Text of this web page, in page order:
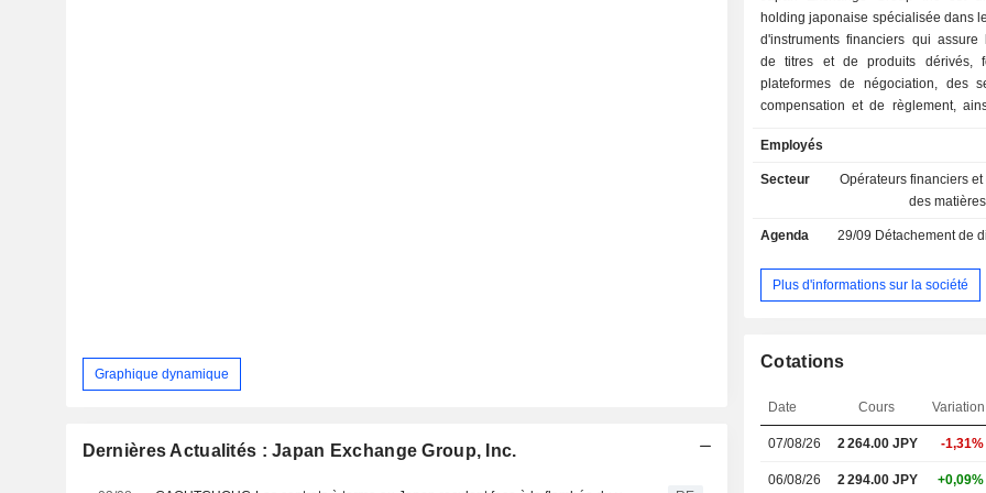
Graphique dynamique
Dernières Actualités : Japan Exchange Group, Inc.
holding japonaise spécialisée dans
d'instruments financiers qui assure
de titres et de produits dérivés,
plateformes de négociation, des
compensation et de règlement,
exerce ses activités par
segment « Financial Instruments
Business ». Le marché au comptant
dérivés propose la négociation de
contrats à terme sur obligations
sur contrats à terme sur
négociation comprennent
des produits dérivés. Les services
fournissent des données en temps
produits dérivés, au fur et à mesure
Employés
Secteur
Opérateurs financiers et
des
Agenda 29/09 Détachement de
Plus d'informations sur la société
Cotations
Date Cours Variation
07/08/26 2 264.00 JPY -1,31%
06/08/26 2 294.00 JPY +0,09%